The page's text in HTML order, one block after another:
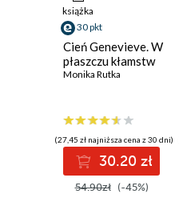
książka
30 pkt
Cień Genevieve. W
płaszczu kłamstw
Monika Rutka
(27,45 zł najniższa cena z 30 dni)
30.20 zł
54.90zł (-45%)